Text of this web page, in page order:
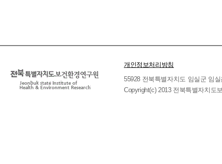
개인정보처리방침
55928 전북특별자치도 임실군 임
Copyright(c) 2013 전북특별자치도